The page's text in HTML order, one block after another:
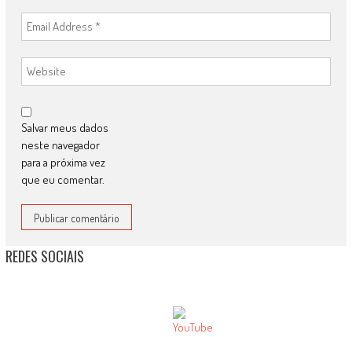
Salvar meus dados
neste navegador
para a próxima vez
que eu comentar.
REDES SOCIAIS